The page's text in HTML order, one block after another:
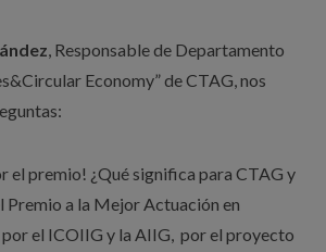
, Responsable de Departamento
Economy” de CTAG, nos
el premio! ¿Qué significa para CTAG y
Premio a la Mejor Actuación en
el ICOIIG y la AIIG, por el proyecto